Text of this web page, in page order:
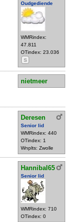
Oudgediende
WMRindex:
47.811
OTindex: 23.036
S
nietmeer
Deresen
Senior lid
WMRindex: 440
OTindex: 1
Wnplts: Zwolle
Hannibal65
Senior lid
WMRindex: 710
OTindex: 0